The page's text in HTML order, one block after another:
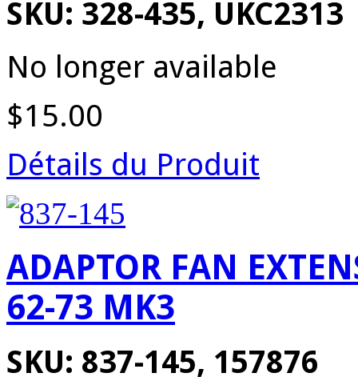
SKU: 328-435, UKC2313
No longer available
$15.00
Détails du Produit
ADAPTOR FAN
62-73 MK3
SKU: 837-145, 157876